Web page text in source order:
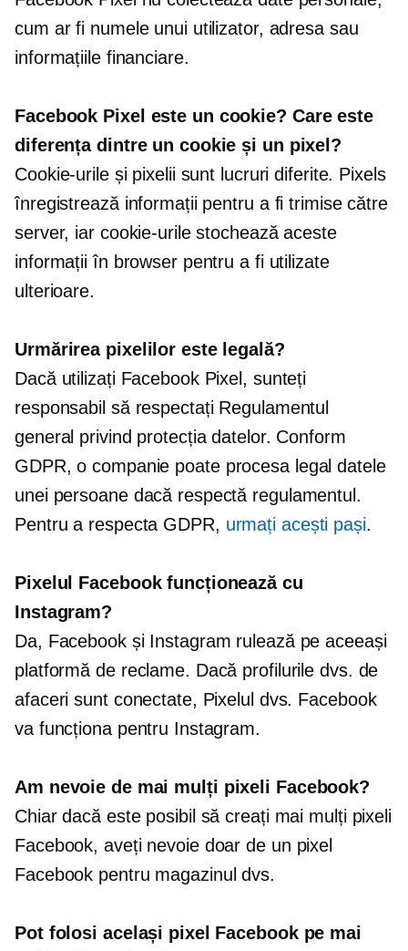
cum ar fi numele unui utilizator, adresa sau
informațiile financiare.
Facebook Pixel este un cookie? Care este
diferența dintre un cookie și un pixel?
Cookie-urile și pixelii sunt lucruri diferite. Pixels
înregistrează informații pentru a fi trimise către
server, iar cookie-urile stochează aceste
informații în browser pentru a fi utilizate
ulterioare.
Urmărirea pixelilor este legală?
Dacă utilizați Facebook Pixel, sunteți
responsabil să respectați Regulamentul
general privind protecția datelor. Conform
GDPR, o companie poate procesa legal datele
unei persoane dacă respectă regulamentul.
Pentru a respecta GDPR, urmați acești pași.
Pixelul Facebook funcționează cu
Instagram?
Da, Facebook și Instagram rulează pe aceeași
platformă de reclame. Dacă profilurile dvs. de
afaceri sunt conectate, Pixelul dvs. Facebook
va funcționa pentru Instagram.
Am nevoie de mai mulți pixeli Facebook?
Chiar dacă este posibil să creați mai mulți pixeli
Facebook, aveți nevoie doar de un pixel
Facebook pentru magazinul dvs.
Pot folosi același pixel Facebook pe mai